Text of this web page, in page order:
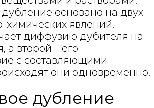
основано на двух
химических явлений.
диффузию дубителя на
а второй – его
с составляющими
они одновременно.
дубление